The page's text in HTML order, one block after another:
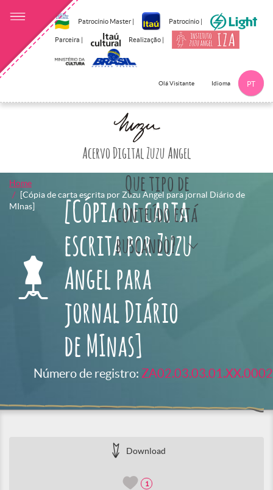
Patrocínio Master | Patrocínio |
Parceira | Realização |
Olá Visitante Idioma PT
Acervo Digital Zuzu Angel
Que tipo de
conteúdo está
buscando?
Home
[Cópia de carta escrita por Zuzu Angel para jornal Diário de
MInas]
[Cópia de carta
escrita por Zuzu
Angel para
jornal Diário
de MInas]
Número de registro: ZA02.03.03.01.XX.0002
Download
1